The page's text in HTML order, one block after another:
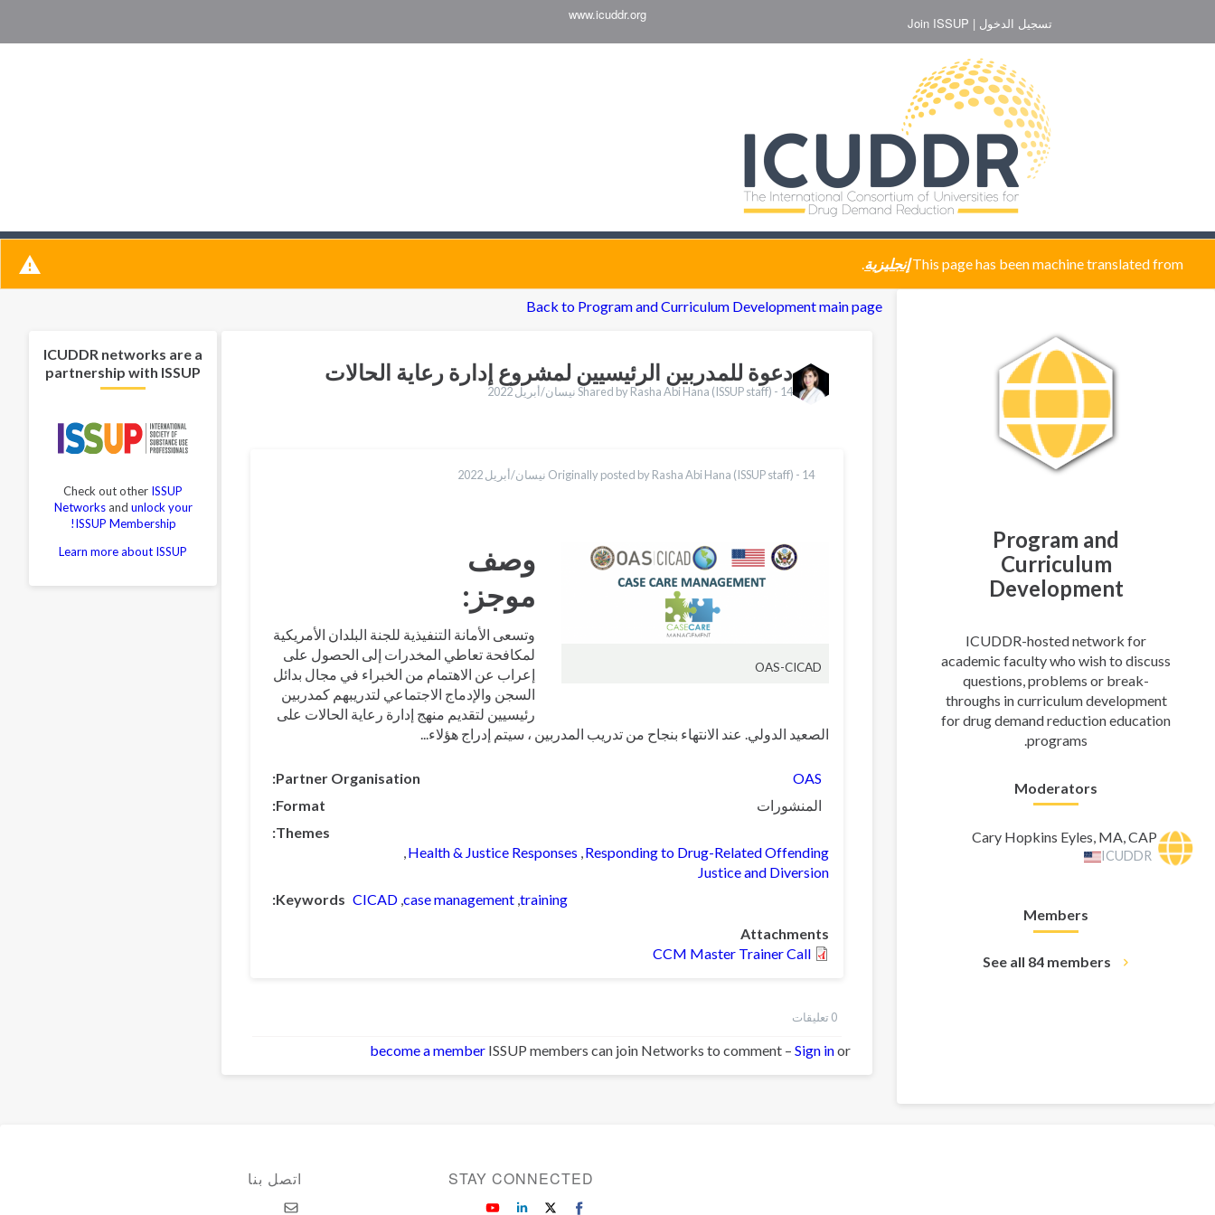
المحتوى
تسجيل الدخول Join ISSUP
www.icuddr.org
رسالة
التحذير
This page has been machine translated from إنجليزية.
Program and
Curriculum
Development
ICUDDR-hosted network for
academic faculty who wish to discuss
questions, problems or break-
throughs in curriculum development
for drug demand reduction education
programs.
Moderators
Cary Hopkins Eyles, MA, CAP
ICUDDR
Members
See all 84 members
Back to Program and Curriculum Development main page
دعوة للمدربين الرئيسيين لمشروع إدارة رعاية الحالات
Shared by Rasha Abi Hana (ISSUP staff) - 14 نيسان/أبريل 2022
Originally posted by Rasha Abi Hana (ISSUP staff) - 14 نيسان/أبريل 2022
OAS-CICAD
وصف
موجز:
وتسعى الأمانة التنفيذية للجنة البلدان الأمريكية
لمكافحة تعاطي المخدرات إلى الحصول على
إعراب عن الاهتمام من الخبراء في مجال بدائل
السجن والإدماج الاجتماعي لتدريبهم كمدربين
رئيسيين لتقديم منهج إدارة رعاية الحالات على
الصعيد الدولي. عند الانتهاء بنجاح من تدريب المدربين ، سيتم إدراج هؤلاء...
Partner Organisation
OAS
Format
المنشورات
Themes
Responding to Drug-Related Offending
Health & Justice Responses
Justice and Diversion
Keywords
training
case management
CICAD
Attachments
CCM Master Trainer Call
0 تعليقات
ISSUP members can join Networks to comment –Sign inor
become a member
ICUDDR networks are a
partnership with ISSUP
Check out other ISSUP
Networksand unlock your
ISSUP Membership!
Learn more about ISSUP
اتصل بنا STAY CONNECTED